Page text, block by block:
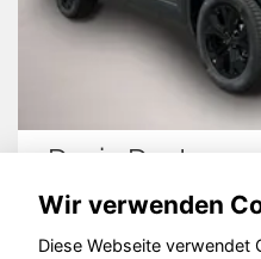
Dacia Duster
Wir verwenden
Diese Webseite verwendet